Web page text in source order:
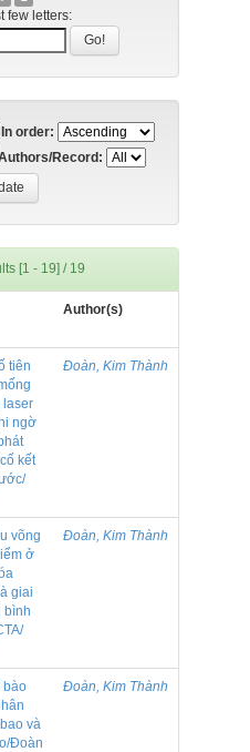
few letters:
In order:
Record:
[1 - 19] / 19
Author(s)
tiên
laser
ngờ
kết
Đoàn, Kim Thành
võng
ở
giai
bình
Đoàn, Kim Thành
bào
và
Đoàn
Đoàn, Kim Thành